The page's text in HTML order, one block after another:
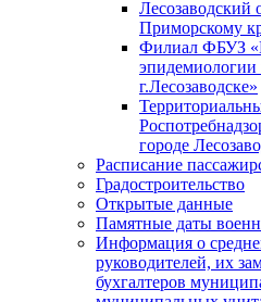
Лесозаводский
Приморскому
Филиал ФБУЗ
г.Лесозаводске»
городе
Расписание
Градостроительство
Открытые данные
Памятные даты
Информация о
руководителей, их
бухгалтеров